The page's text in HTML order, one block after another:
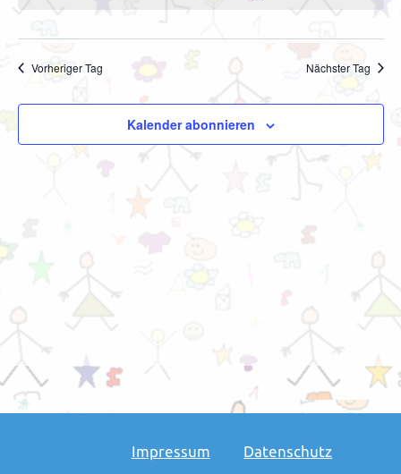
Vorheriger Tag Nächster Tag
Kalender abonnieren
Impressum Datenschutz